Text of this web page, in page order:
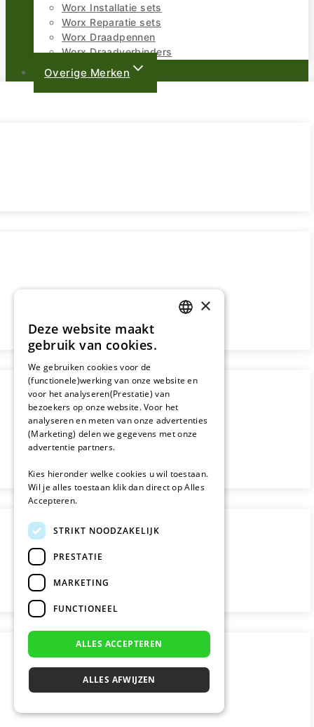
Worx Installatie sets
Worx Reparatie sets
Worx Draadpennen
Worx Draadverbinders
Overige Merken
GERMAN
×
Deze website maakt
gebruik van cookies.
We gebruiken cookies voor de
(functionele)werking van onze website en
voor het analyseren(Prestatie) van
bezoekers op onze website. Voor het
analyseren en meten van onze advertenties
(Marketing) delen we gegevens met onze
advertentie partners.
Kies hieronder welke cookies u wil toestaan.
Wil je alles toestaan klik dan direct op Alles
Accepteren.
STRIKT NOODZAKELIJK
PRESTATIE
MARKETING
FUNCTIONEEL
ALLES ACCEPTEREN
ALLES AFWIJZEN